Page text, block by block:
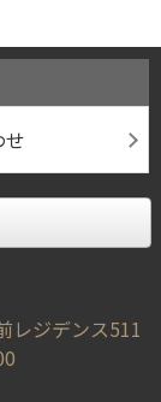
せ
レジデンス511